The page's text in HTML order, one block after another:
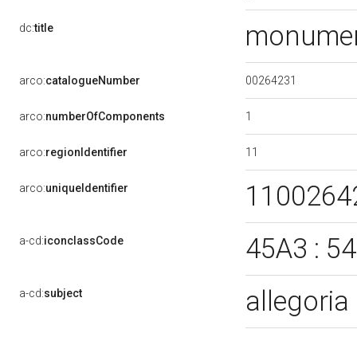
dc:title
arco:catalogueNumber 00264231
arco:numberOfComponents 1
arco:regionIdentifier 11
arco:uniqueIdentifier
a-cd:iconclassCode 45A3 :
a-cd:subject